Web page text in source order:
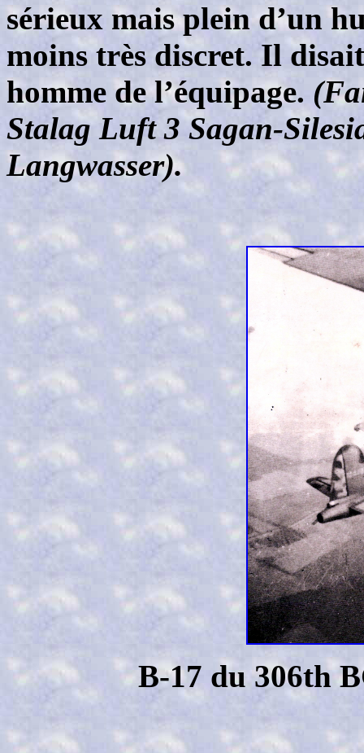
sérieux mais plein d’un
moins très discret. Il
homme de l’équipage.
Stalag Luft 3 Sagan-
Langwasser).
B-17 du 306th